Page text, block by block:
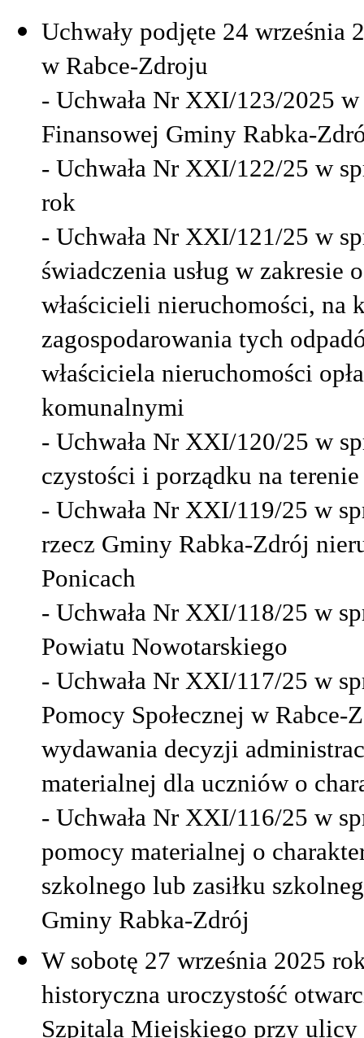
Uchwały podjęte 24
w Rabce-Zdroju
- Uchwała Nr XXI/123/2025
Finansowej Gminy Rabka-
- Uchwała Nr XXI/122/25 w
rok
- Uchwała Nr XXI/121/25 w
świadczenia usług w
właścicieli nieruchomości, na
zagospodarowania tych
właściciela nieruchomości
komunalnymi
- Uchwała Nr XXI/120/25 w
czystości i porządku na
- Uchwała Nr XXI/119/25 w
rzecz Gminy Rabka-Zdrój
Ponicach
- Uchwała Nr XXI/118/25 w
Powiatu Nowotarskiego
- Uchwała Nr XXI/117/25 w
Pomocy Społecznej w
wydawania decyzji
materialnej dla uczniów o
- Uchwała Nr XXI/116/25 w
pomocy materialnej o
szkolnego lub zasiłku
Gminy Rabka-Zdrój
W sobotę 27 września 2025
historyczna uroczystość
Szpitala Miejskiego przy ulicy